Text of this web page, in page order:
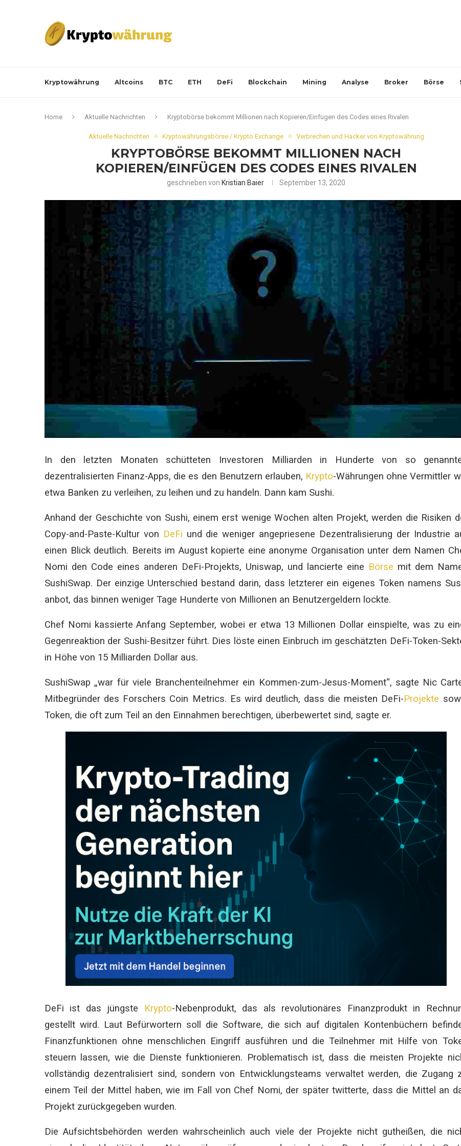
Kryptowährung Altcoins BTC ETH DeFi Blockchain Mining Analyse Broker Börse
Home Aktuelle Nachrichten Kryptobörse bekommt Millionen nach Kopieren/Einfügen des Codes eines Rivalen
Aktuelle Nachrichten Kryptowährungsbörse / Krypto Exchange Verbrechen und Hacker von Kryptowährung
KRYPTOBÖRSE BEKOMMT MILLIONEN NACH
KOPIEREN/EINFÜGEN DES CODES EINES RIVALEN
geschrieben von Kristian Baier September 13, 2020
In den letzten Monaten schütteten Investoren Milliarden in Hunderte von so
dezentralisierten Finanz-Apps, die es den Benutzern erlauben, Krypto-Währungen ohne Vermittler
etwa Banken zu verleihen, zu leihen und zu handeln. Dann kam Sushi.
Anhand der Geschichte von Sushi, einem erst wenige Wochen alten Projekt, werden die Risiken
Copy-and-Paste-Kultur von DeFi und die weniger angepriesene Dezentralisierung der Industrie
einen Blick deutlich. Bereits im August kopierte eine anonyme Organisation unter dem Namen
Nomi den Code eines anderen DeFi-Projekts, Uniswap, und lancierte eine Börse mit dem
SushiSwap. Der einzige Unterschied bestand darin, dass letzterer ein eigenes Token namens
anbot, das binnen weniger Tage Hunderte von Millionen an Benutzergeldern lockte.
Chef Nomi kassierte Anfang September, wobei er etwa 13 Millionen Dollar einspielte, was zu
Gegenreaktion der Sushi-Besitzer führt. Dies löste einen Einbruch im geschätzten DeFi-Token-
in Höhe von 15 Milliarden Dollar aus.
SushiSwap „war für viele Branchenteilnehmer ein Kommen-zum-Jesus-Moment“, sagte Nic
Mitbegründer des Forschers Coin Metrics. Es wird deutlich, dass die meisten DeFi-Projekte
Token, die oft zum Teil an den Einnahmen berechtigen, überbewertet sind, sagte er.
DeFi ist das jüngste Krypto-Nebenprodukt, das als revolutionäres Finanzprodukt in
gestellt wird. Laut Befürwortern soll die Software, die sich auf digitalen Kontenbüchern
Finanzfunktionen ohne menschlichen Eingriff ausführen und die Teilnehmer mit Hilfe von
steuern lassen, wie die Dienste funktionieren. Problematisch ist, dass die meisten Projekte
vollständig dezentralisiert sind, sondern von Entwicklungsteams verwaltet werden, die Zugang
einem Teil der Mittel haben, wie im Fall von Chef Nomi, der später twitterte, dass die Mittel an
Projekt zurückgegeben wurden.
Die Aufsichtsbehörden werden wahrscheinlich auch viele der Projekte nicht gutheißen, die